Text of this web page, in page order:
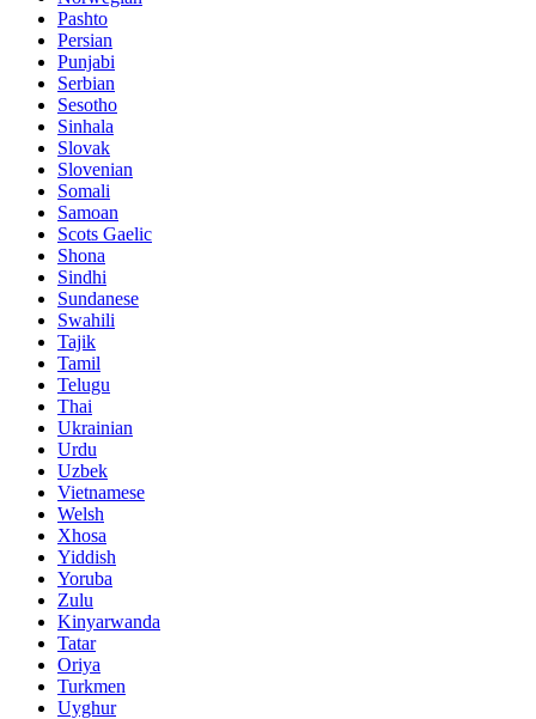
Pashto
Persian
Punjabi
Serbian
Sesotho
Sinhala
Slovak
Slovenian
Somali
Samoan
Scots Gaelic
Shona
Sindhi
Sundanese
Swahili
Tajik
Tamil
Telugu
Thai
Ukrainian
Urdu
Uzbek
Vietnamese
Welsh
Xhosa
Yiddish
Yoruba
Zulu
Kinyarwanda
Tatar
Oriya
Turkmen
Uyghur